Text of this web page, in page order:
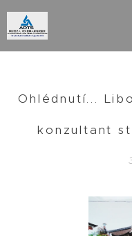
Ohlédnutí...
konzultant